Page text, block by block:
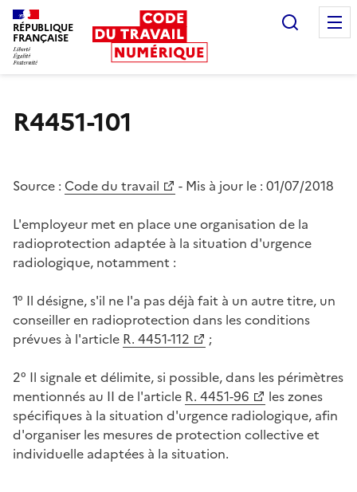
RÉPUBLIQUE
FRANÇAISE
R4451-101
Source : Code du travail - Mis à jour le : 01/07/2018
L'employeur met en place une organisation de la
radioprotection adaptée à la situation d'urgence
radiologique, notamment :
1° Il désigne, s'il ne l'a pas déjà fait à un autre titre, un
conseiller en radioprotection dans les conditions
prévues à l'article R. 4451-112
;
2° Il signale et délimite, si possible, dans les périmètres
mentionnés au II de l'article R. 4451-96
les zones
spécifiques à la situation d'urgence radiologique, afin
d'organiser les mesures de protection collective et
individuelle adaptées à la situation.